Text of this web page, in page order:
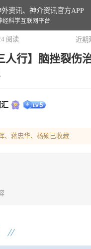
资讯、神介资讯官方APP
经科学互联网平台
阅读 近期
人行】脑挫裂伤
、蒋忠华、杨硕已收藏